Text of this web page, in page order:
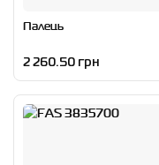
Палець
2 260.50 грн